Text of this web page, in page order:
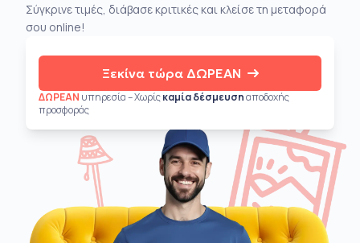
Σύγκρινε τιμές, διάβασε κριτικές και κλείσε τη μεταφορά
σου online!
Ξεκίνα τώρα ΔΩΡΕΑΝ
ΔΩΡΕΑΝ υπηρεσία – Χωρίςκαμία δέσμευσηαποδοχής
προσφοράς